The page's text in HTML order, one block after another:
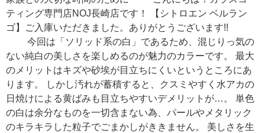
ティング専門店NOJ長崎店です！ 【シトロエン ベルラン
ゴ】ご入庫いただきました。ありがとうございます!!
今回は「ソリッド系の白」であるため、混じりっ気の
ない純白の美しさを楽しめるのが魅力のカラーです。 最大
のメリットはキズや砂埃が目立ちにくいというところにあ
ります。 しかし汚れが蓄積すると、クスミやすく水アカの
日焼けによる黄ばみも目立ちやすいデメリットが…。 単色
の白は余分なものを一切含まない為、パールやメタリック
のキラキラした粒子でごまかしがききません。 美しさを生